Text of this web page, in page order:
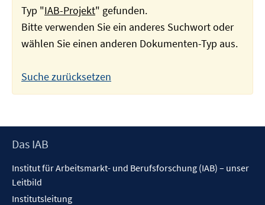
Typ "IAB-Projekt" gefunden.
Bitte verwenden Sie ein anderes Suchwort oder
wählen Sie einen anderen Dokumenten-Typ aus.
Suche zurücksetzen
Footer
Das IAB
Institut für Arbeitsmarkt- und Berufsforschung (IAB) – unser
Leitbild
Institutsleitung